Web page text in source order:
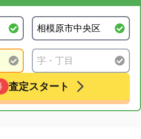
査定スタート